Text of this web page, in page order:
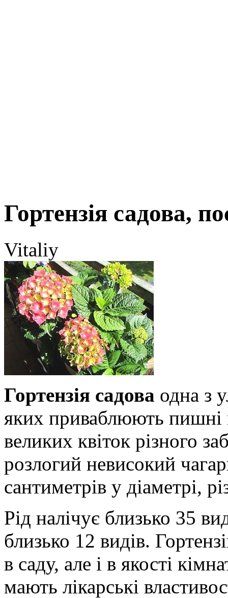
Гортензія садова,
Vitaliy
Гортензія садова одна з
яких приваблюють пишні
великих квіток різного
розлогий невисокий
сантиметрів у діаметрі,
Рід налічує близько 35
близько 12 видів.
в саду, але і в якості
мають лікарські